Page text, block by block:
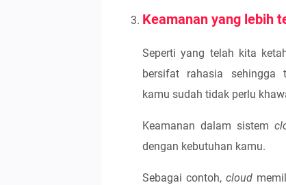
Keamanan yang lebih
Seperti yang telah kita
bersifat rahasia sehingga
kamu sudah tidak perlu
Keamanan dalam sistem
dengan kebutuhan kamu.
Sebagai contoh, cloud